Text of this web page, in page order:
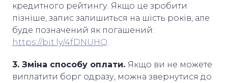
кредитного рейтингу. Якщо це зробити
пізніше, запис залишиться на шість років, але
буде позначений як погашений:
https://bit.ly/4fDNUHQ
3. Зміна способу оплати. Якщо ви не можете
виплатити борг одразу, можна звернутися до